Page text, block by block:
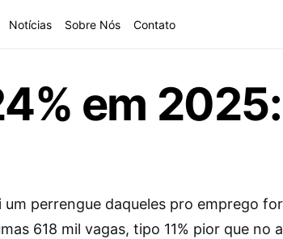
Notícias Sobre Nós Contato
em
perrengue daqueles pro emprego
618 mil vagas, tipo 11% pior que no